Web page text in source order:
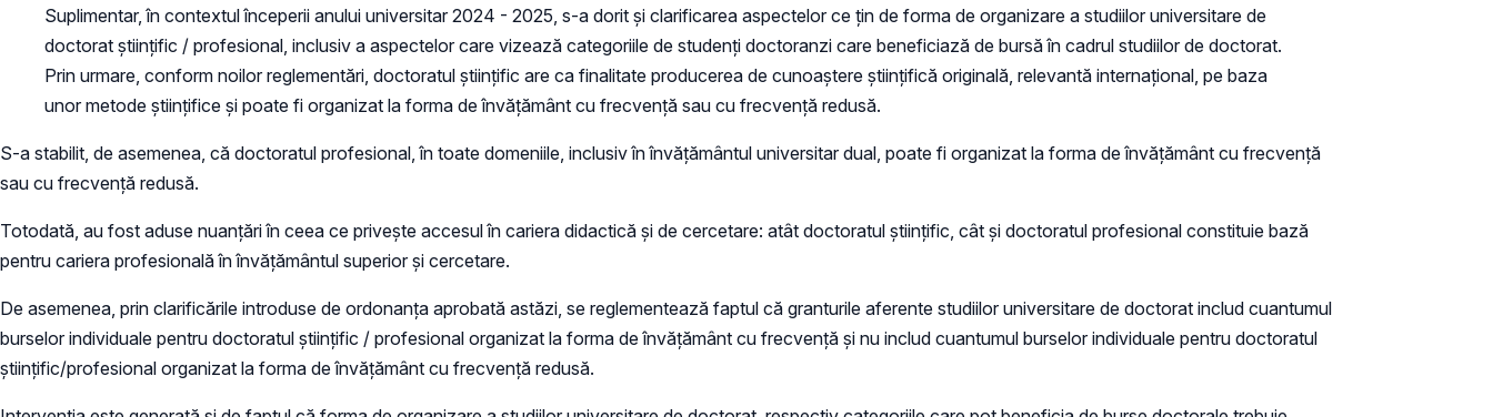
Suplimentar, în contextul începerii anului universitar 2024 - 2025, s-a dorit și clarificarea aspectelor ce țin de forma de organizare a studiilor universitare de
doctorat științific / profesional, inclusiv a aspectelor care vizează categoriile de studenți doctoranzi care beneficiază de bursă în cadrul studiilor de doctorat.
Prin urmare, conform noilor reglementări, doctoratul științific are ca finalitate producerea de cunoaștere științifică originală, relevantă internațional, pe baza
unor metode științifice și poate fi organizat la forma de învățământ cu frecvență sau cu frecvență redusă.
S-a stabilit, de asemenea, că doctoratul profesional, în toate domeniile, inclusiv în învăţământul universitar dual, poate fi organizat la forma de învățământ cu frecvență
sau cu frecvență redusă.
Totodată, au fost aduse nuanțări în ceea ce privește accesul în cariera didactică și de cercetare: atât doctoratul științific, cât și doctoratul profesional constituie bază
pentru cariera profesională în învățământul superior și cercetare.
De asemenea, prin clarificările introduse de ordonanța aprobată astăzi, se reglementează faptul că granturile aferente studiilor universitare de doctorat includ cuantumul
burselor individuale pentru doctoratul științific / profesional organizat la forma de învățământ cu frecvență și nu includ cuantumul burselor individuale pentru doctoratul
științific/profesional organizat la forma de învățământ cu frecvență redusă.